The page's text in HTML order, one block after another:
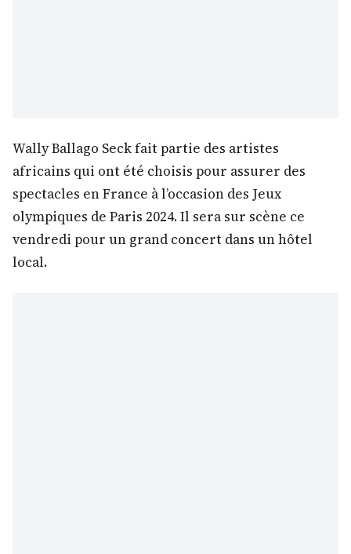
Wally Ballago Seck fait partie des artistes
africains qui ont été choisis pour assurer des
spectacles en France à l’occasion des Jeux
olympiques de Paris 2024. Il sera sur scène ce
vendredi pour un grand concert dans un hôtel
local.